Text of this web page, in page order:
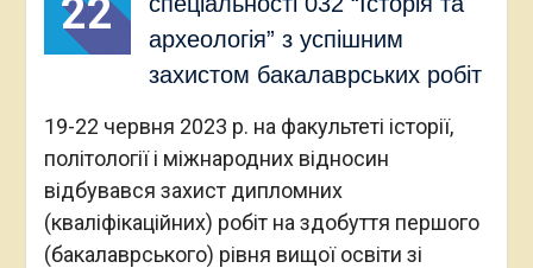
22
археологія” з успішним
захистом бакалаврських робіт
19-22 червня 2023 р. на факультеті історії,
політології і міжнародних відносин
відбувався захист дипломних
(кваліфікаційних) робіт на здобуття першого
(бакалаврського) рівня вищої освіти зі